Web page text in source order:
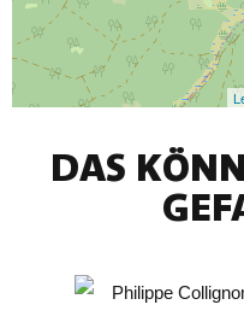
DAS